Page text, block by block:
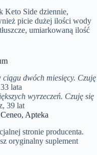
Keto Side dziennie,
picie dużej ilości wody
umiarkowaną ilość
ciągu dwóch miesięcy. Czuję
lata
wyrzeczeń. Czuję się
39 lat
Apteka
stronie producenta.
oryginalny suplement